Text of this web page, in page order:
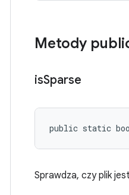
Metody
isSparse
public static
Sprawdza, czy plik